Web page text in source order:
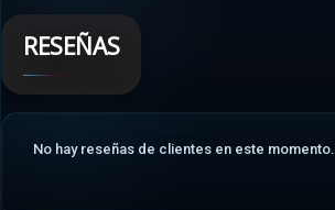
RESEÑAS
No hay reseñas de clientes en este momento.